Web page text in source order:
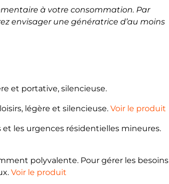
à votre consommation. Par
envisager une génératrice d’au moins
et portative, silencieuse.
légère et silencieuse.Voir le produit
et les urgences résidentielles mineures.
polyvalente. Pour gérer les besoins
Voir le produit